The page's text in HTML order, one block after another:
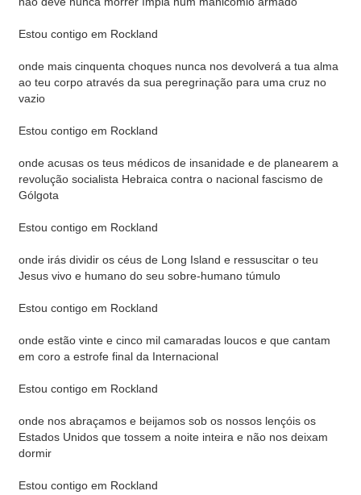
Estou contigo em Rockland
onde mais cinquenta choques nunca nos devolverá a tua alma
ao teu corpo através da sua peregrinação para uma cruz no
vazio
Estou contigo em Rockland
onde acusas os teus médicos de insanidade e de planearem a
revolução socialista Hebraica contra o nacional fascismo de
Gólgota
Estou contigo em Rockland
onde irás dividir os céus de Long Island e ressuscitar o teu
Jesus vivo e humano do seu sobre-humano túmulo
Estou contigo em Rockland
onde estão vinte e cinco mil camaradas loucos e que cantam
em coro a estrofe final da Internacional
Estou contigo em Rockland
onde nos abraçamos e beijamos sob os nossos lençóis os
Estados Unidos que tossem a noite inteira e não nos deixam
dormir
Estou contigo em Rockland